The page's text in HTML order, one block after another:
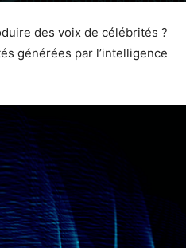
des voix de célébrités ?
générées par l’intelligence